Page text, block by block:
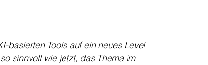
basierten Tools auf ein neues Level
sinnvoll wie jetzt, das Thema im